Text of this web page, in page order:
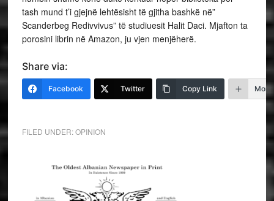
Share via:
Facebook Twitter Copy Link More
FILED UNDER:OPINION